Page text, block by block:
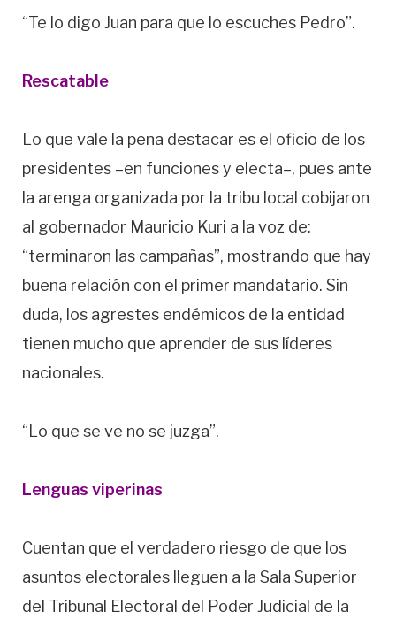
“Te lo digo Juan para que lo escuches Pedro”.
Rescatable
Lo que vale la pena destacar es el oficio de los
presidentes –en funciones y electa–, pues ante
la arenga organizada por la tribu local cobijaron
al gobernador Mauricio Kuri a la voz de:
“terminaron las campañas”, mostrando que hay
buena relación con el primer mandatario. Sin
duda, los agrestes endémicos de la entidad
tienen mucho que aprender de sus líderes
nacionales.
“Lo que se ve no se juzga”.
Lenguas viperinas
Cuentan que el verdadero riesgo de que los
asuntos electorales lleguen a la Sala Superior
del Tribunal Electoral del Poder Judicial de la